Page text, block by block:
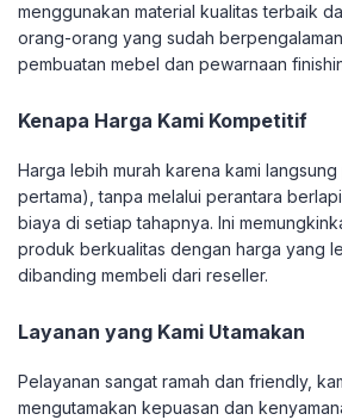
menggunakan material kualitas terbaik
orang-orang yang sudah
pembuatan mebel dan pewarnaan
Kenapa Harga Kami Kompetitif
Harga lebih murah karena kami
pertama), tanpa melalui perantara
biaya di setiap tahapnya. Ini
produk berkualitas dengan harga yang
dibanding membeli dari reseller.
Layanan yang Kami Utamakan
Pelayanan sangat ramah dan friendly,
mengutamakan kepuasan dan